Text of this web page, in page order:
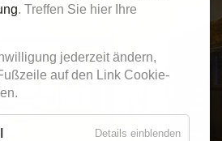
. Treffen Sie hier Ihre
jederzeit ändern,
auf den Link Cookie-
Details einblenden